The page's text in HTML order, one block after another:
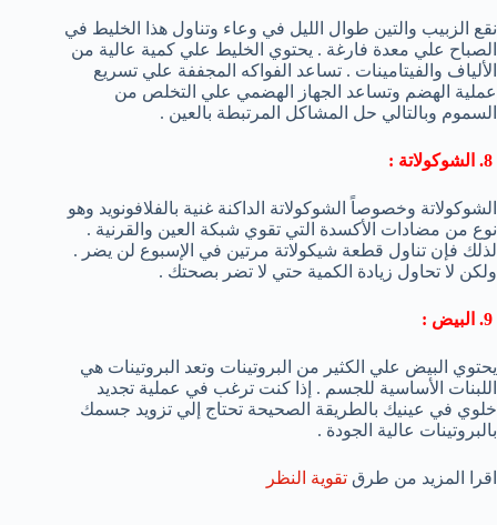
نقع الزبيب والتين طوال الليل في وعاء وتناول هذا الخليط في
الصباح علي معدة فارغة . يحتوي الخليط علي كمية عالية من
الألياف والفيتامينات . تساعد الفواكه المجففة علي تسريع
عملية الهضم وتساعد الجهاز الهضمي علي التخلص من
السموم وبالتالي حل المشاكل المرتبطة بالعين .
الشوكولاتة وخصوصاً الشوكولاتة الداكنة غنية بالفلافونويد وهو
نوع من مضادات الأكسدة التي تقوي شبكة العين والقرنية .
لذلك فإن تناول قطعة شيكولاتة مرتين في الإسبوع لن يضر .
ولكن لا تحاول زيادة الكمية حتي لا تضر بصحتك .
يحتوي البيض علي الكثير من البروتينات وتعد البروتينات هي
اللبنات الأساسية للجسم . إذا كنت ترغب في عملية تجديد
خلوي في عينيك بالطريقة الصحيحة تحتاج إلي تزويد جسمك
بالبروتينات عالية الجودة .
اقرا المزيد من طرق تقوية النظر